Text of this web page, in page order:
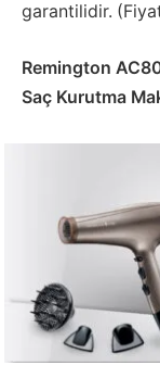
garantilidir.
Remington
Saç Kurutma